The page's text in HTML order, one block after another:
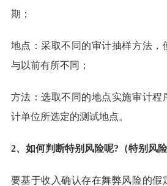
期；
地点：采取不同的审计抽样方法，
与以前有所不同；
方法：选取不同的地点实施审计程
计单位所选定的测试地点。
2、如何判断特别风险呢?（特别风险
要基于收入确认存在舞弊风险的假